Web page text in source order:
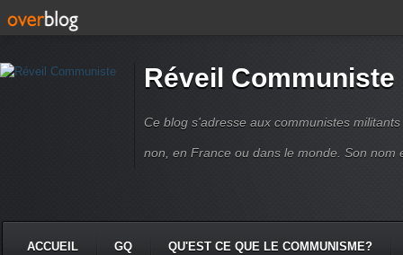
Réveil Communiste
Ce blog s'adresse aux communistes
non, en France ou dans le monde. Son nom
ACCUEIL GQ QU'EST CE QUE LE COMMUNISME?